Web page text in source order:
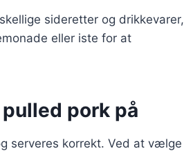
sideretter og drikkevarer,
eller iste for at
pork på
serveres korrekt. Ved at vælge